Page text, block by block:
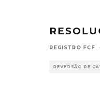
REGISTRO FCF ·
REVERSÃO DE